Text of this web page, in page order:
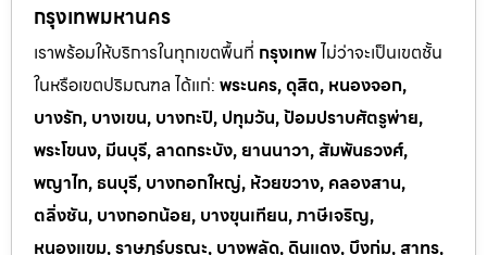
กรุงเทพมหานคร
เราพร้อมให้บริการในทุกเขตพื้นที่ กรุงเทพไม่ว่าจะเป็นเขตชั้น
ในหรือเขตปริมณฑล ได้แก่: พระนคร, ดุสิต, หนองจอก,
บางรัก, บางเขน, บางกะปิ, ปทุมวัน, ป้อมปราบศัตรูพ่าย,
พระโขนง, มีนบุรี, ลาดกระบัง, ยานนาวา, สัมพันธวงศ์,
พญาไท, ธนบุรี, บางกอกใหญ่, ห้วยขวาง, คลองสาน,
ตลิ่งชัน, บางกอกน้อย, บางขุนเทียน, ภาษีเจริญ,
หนองแขม, ราษฎร์บูรณะ, บางพลัด, ดินแดง, บึงกุ่ม, สาทร,